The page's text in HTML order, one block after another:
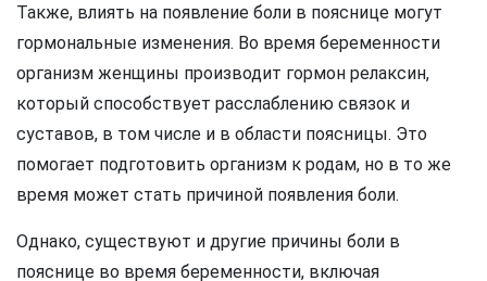
Также, влиять на появление боли в пояснице могут
гормональные изменения. Во время беременности
организм женщины производит гормон релаксин,
который способствует расслаблению связок и
суставов, в том числе и в области поясницы. Это
помогает подготовить организм к родам, но в то же
время может стать причиной появления боли.
Однако, существуют и другие причины боли в
пояснице во время беременности, включая